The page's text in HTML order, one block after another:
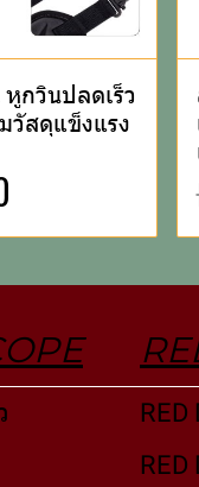
กวินปลดเร็ว
วัสดุแข็งแรง
RED